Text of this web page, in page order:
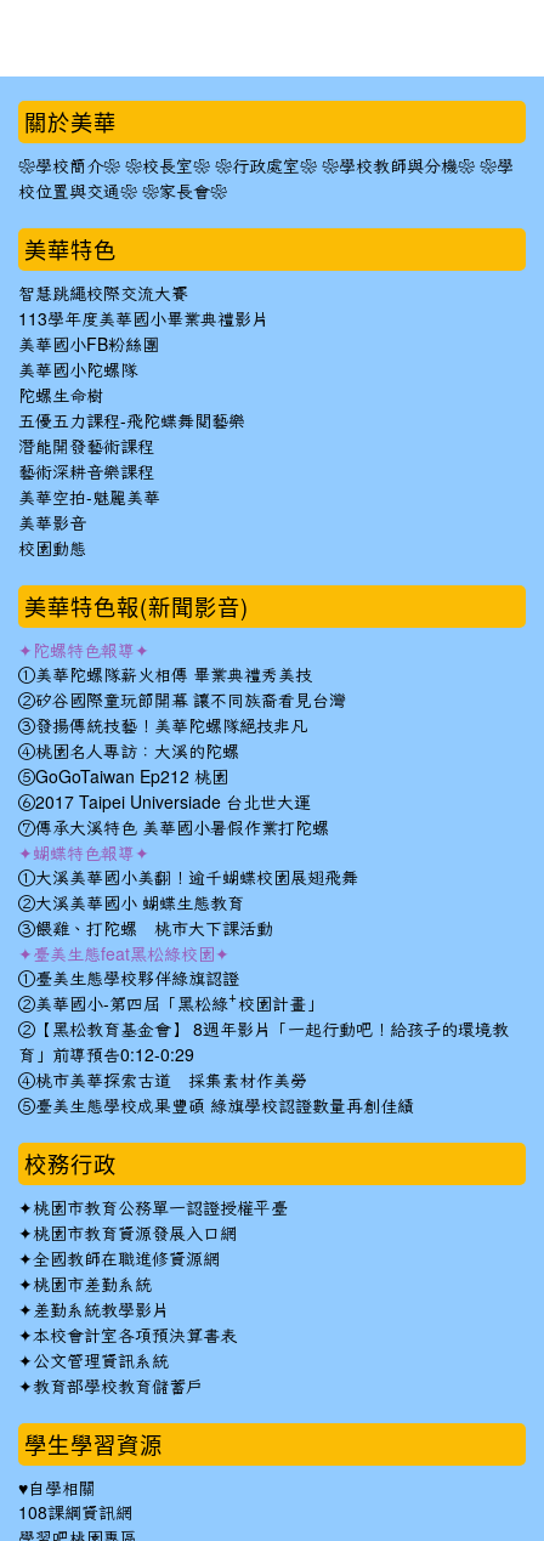
::: 關於美華
❀學校簡介❀ ❀校長室❀ ❀行政處室❀ ❀學校教師與分機❀ ❀學
校位置與交通❀ ❀家長會❀
美華特色
智慧跳繩校際交流大賽
113學年度美華國小畢業典禮影片
美華國小FB粉絲團
美華國小陀螺隊
陀螺生命樹
五優五力課程-飛陀蝶舞閱藝樂
潛能開發藝術課程
藝術深耕音樂課程
美華空拍-魅麗美華
美華影音
校園動態
美華特色報(新聞影音)
✦陀螺特色報導✦
①美華陀螺隊薪火相傳 畢業典禮秀美技
②矽谷國際童玩節開幕 讓不同族裔看見台灣
③發揚傳統技藝！美華陀螺隊絕技非凡
④桃園名人專訪：大溪的陀螺
⑤GoGoTaiwan Ep212 桃園
⑥2017 Taipei Universiade 台北世大運
⑦傳承大溪特色 美華國小暑假作業打陀螺
✦蝴蝶特色報導✦
①大溪美華國小美翻！逾千蝴蝶校園展翅飛舞
②大溪美華國小 蝴蝶生態教育
③餵雞、打陀螺 桃市大下課活動
✦臺美生態feat黑松綠校園✦
①臺美生態學校夥伴綠旗認證
②美華國小-第四屆「黑松綠⁺校園計畫」
②【黑松教育基金會】 8週年影片「一起行動吧！給孩子的環境教
育」前導預告0:12-0:29
④桃市美華探索古道 採集素材作美勞
⑤臺美生態學校成果豐碩 綠旗學校認證數量再創佳績
校務行政
✦桃園市教育公務單一認證授權平臺
✦桃園市教育資源發展入口網
✦全國教師在職進修資源網
✦桃園市差勤系統
✦ 差勤系統教學影片
✦本校會計室各項預決算書表
✦公文管理資訊系統
✦教育部學校教育儲蓄戶
學生學習資源
♥自學相關
108課綱資訊網